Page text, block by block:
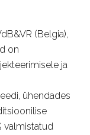
(Belgia),
on
ja
ühendades
valmistatud